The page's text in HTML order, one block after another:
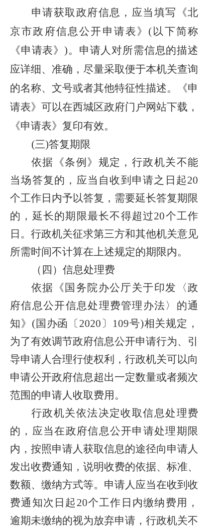
申请获取政府信息，应当填写《北
京市政府信息公开申请表》 (以下简称
《申请表》)。申请人对所需信息的描述
应详细、准确，尽量采取便于本机关查询
的名称、文号或者其他特征性描述。《申
请表》可以在西城区政府门户网站下载，
《申请表》复印有效。
(三)答复期限
依据《条例》规定，行政机关不能
当场答复的，应当自收到申请之日起20
个工作日内予以答复，需要延长答复期限
的，延长的期限最长不得超过20个工作
日。行政机关征求第三方和其他机关意见
所需时间不计算在上述规定的期限内。
（四）信息处理费
依据《国务院办公厅关于印发〈政
府信息公开信息处理费管理办法〉的通
知》 (国办函〔2020〕109号)相关规定，
为了有效调节政府信息公开申请行为、引
导申请人合理行使权利，行政机关可以向
申请公开政府信息超出一定数量或者频次
范围的申请人收取费用。
行政机关依法决定收取信息处理费
的，应当在政府信息公开申请处理期限
内，按照申请人获取信息的途径向申请人
发出收费通知，说明收费的依据、标准、
数额、缴纳方式等。申请人应当在收到收
费通知次日起 20个工作日内缴纳费用，
逾期未缴纳的视为放弃申请，行政机关不